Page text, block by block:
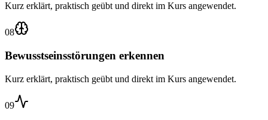
Kurz erklärt, praktisch geübt und direkt im Kurs angewendet.
08
Bewusstseinsstörungen erkennen
Kurz erklärt, praktisch geübt und direkt im Kurs angewendet.
09